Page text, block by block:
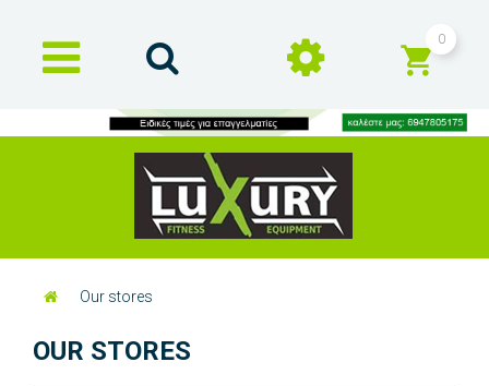
0
Our stores
OUR STORES